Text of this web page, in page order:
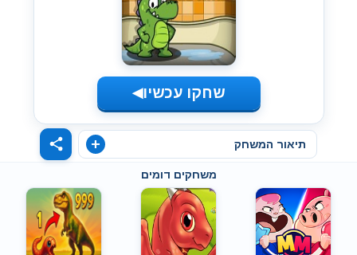
שחקו עכשיו◀
תיאור המשחק
משחקים דומים